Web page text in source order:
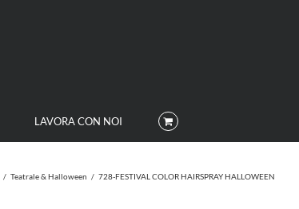
LAVORA CON NOI
/ Teatrale & Halloween / 728-FESTIVAL COLOR HAIRSPRAY HALLOWEEN